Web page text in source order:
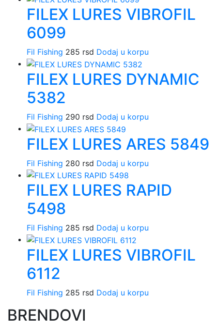
FILEX LURES VIBROFIL
6099
Fil Fishing 285 rsd Dodaj u korpu
FILEX LURES DYNAMIC
5382
Fil Fishing 290 rsd Dodaj u korpu
FILEX LURES ARES 5849
Fil Fishing 280 rsd Dodaj u korpu
FILEX LURES RAPID
5498
Fil Fishing 285 rsd Dodaj u korpu
FILEX LURES VIBROFIL
6112
Fil Fishing 285 rsd Dodaj u korpu
BRENDOVI